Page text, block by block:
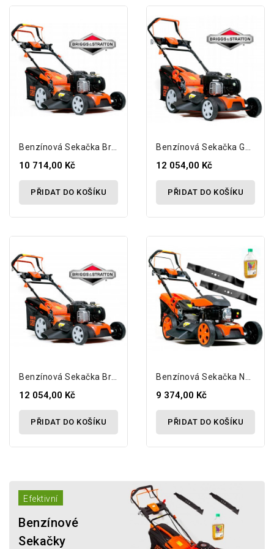
10 714,00 Kč
PŘIDAT DO KOŠÍKU
12 054,00 Kč
PŘIDAT DO KOŠÍKU
12 054,00 Kč
PŘIDAT DO KOŠÍKU
9 374,00 Kč
PŘIDAT DO KOŠÍKU
Efektivní
Benzínové
Sekačky